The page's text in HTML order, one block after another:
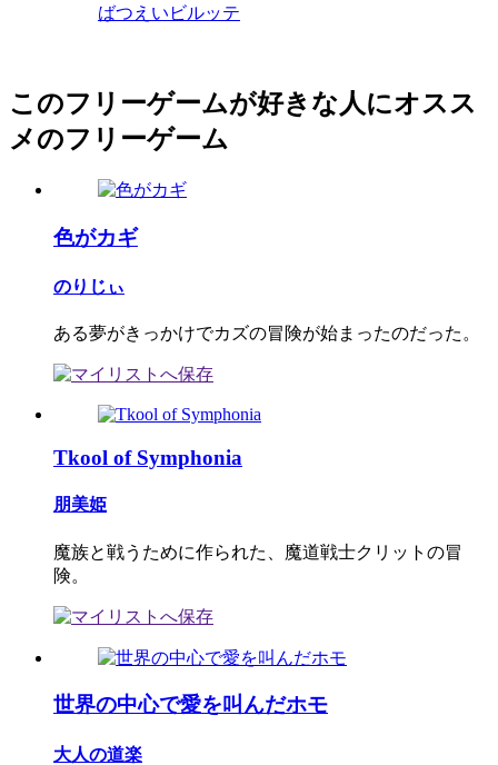
ばつえいビルッテ
このフリーゲームが好きな人にオスス
メのフリーゲーム
色がカギ
のりじぃ
ある夢がきっかけでカズの冒険が始まったのだった。
Tkool of Symphonia
朋美姫
魔族と戦うために作られた、魔道戦士クリットの冒
険。
世界の中心で愛を叫んだホモ
大人の道楽